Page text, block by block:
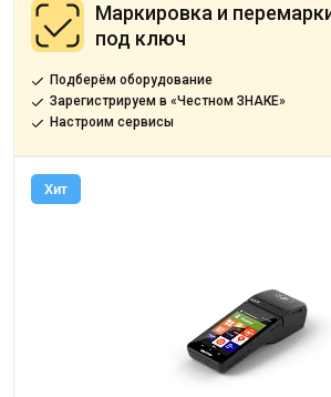
Хит
Маркировка и
под ключ
Подберём оборудование
Зарегистрируем в «Честном ЗНАКЕ»
Настроим сервисы